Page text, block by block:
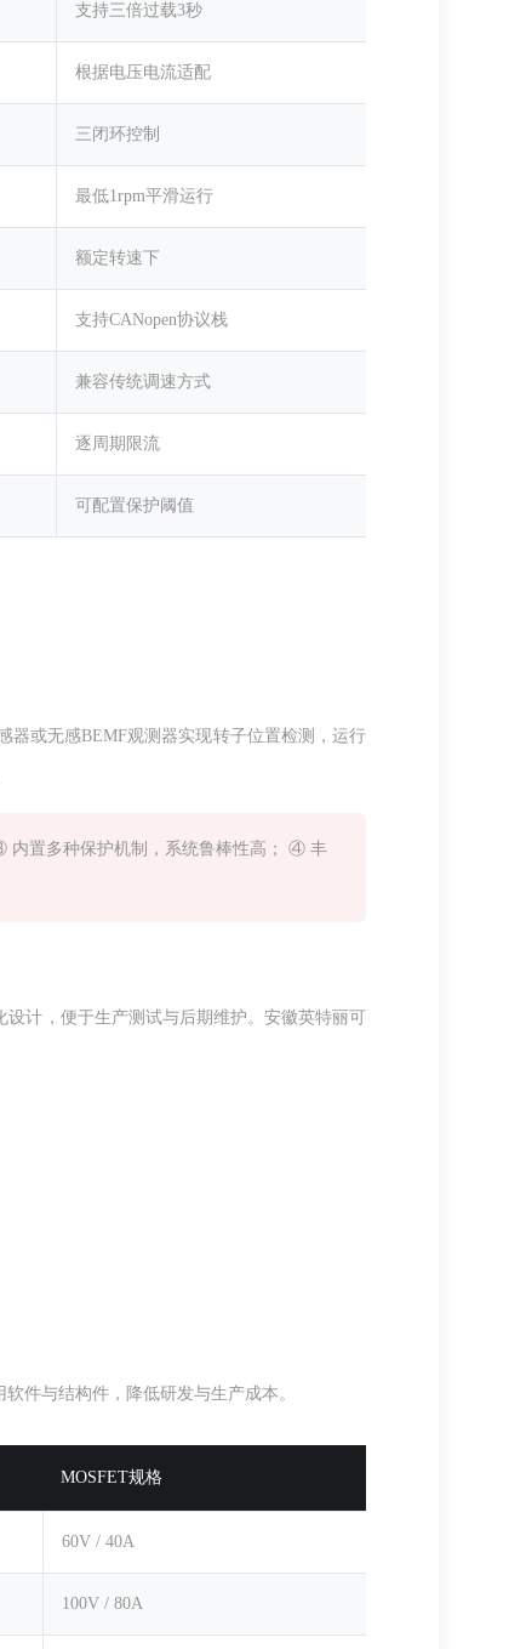
支持三倍过载3秒
根据电压电流适配
三闭环控制
最低1rpm平滑运行
额定转速下
支持CANopen协议栈
兼容传统调速方式
逐周期限流
可配置保护阈值
器或无感BEMF观测器实现转子位置检测，运行
内置多种保护机制，系统鲁棒性高； ④ 丰
计，便于生产测试与后期维护。安徽英特丽可
件与结构件，降低研发与生产成本。
MOSFET规格
60V / 40A
100V / 80A